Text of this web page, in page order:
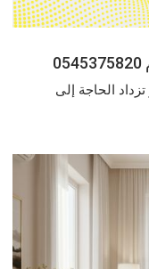
الخبر تزداد الحاجة إلى